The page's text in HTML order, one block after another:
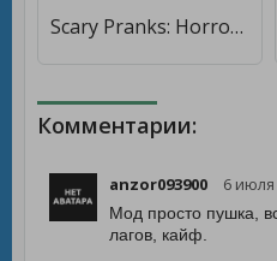
Scary Pranks: Horror Puzzle [Много денег]
Комментарии:
anzor093900 6 июля
Мод просто пушка,
лагов, кайф.